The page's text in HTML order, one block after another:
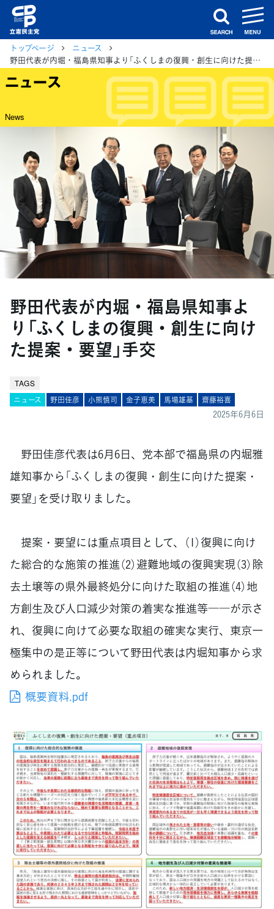
search
トップページ
ニュース
野田代表が内堀・福島県知事より「ふくしまの復興・創生に向けた提案・要望」手交
ニュース
News
野田代表が内堀・福島県知事よ
り「ふくしまの復興・創生に向け
た提案・要望」手交
TAGS
ニュース 野田佳彦 小熊慎司 金子恵美 馬場雄基 齋藤裕喜
2025年6月6日
野田佳彦代表は6月6日、党本部で福島県の内堀雅
雄知事から「ふくしまの復興・創生に向けた提案・
要望」を受け取りました。
提案・要望には重点項目として、（1）復興に向け
た総合的な施策の推進（2）避難地域の復興実現（3）除
去土壌等の県外最終処分に向けた取組の推進（4）地
方創生及び人口減少対策の着実な推進等――が示さ
れ、復興に向けて必要な取組の確実な実行、東京一
極集中の是正等について野田代表は内堀知事から求
められました。
概要資料.pdf